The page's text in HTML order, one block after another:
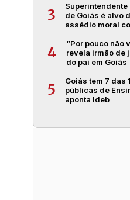
3
de Goiás é alvo
assédio moral
4
“Por pouco não
revela irmão de
do pai em Goiás
5
Goiás tem 7 das
públicas de
aponta Ideb